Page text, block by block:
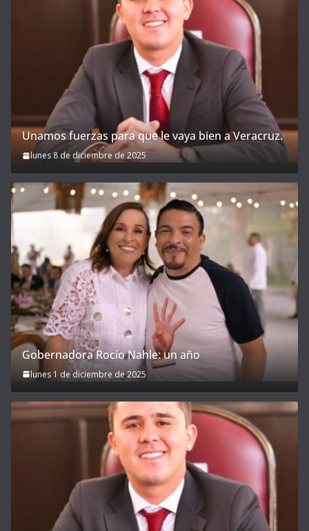
Unamos fuerzas para que le vaya bien a Veracruz.
lunes 8 de diciembre de 2025
Gobernadora Rocío Nahle: un año
lunes 1 de diciembre de 2025